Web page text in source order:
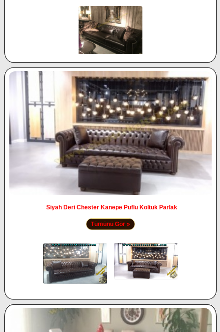
Siyah Deri Chester Kanepe Puflu Koltuk Parlak
Tümünü Gör »